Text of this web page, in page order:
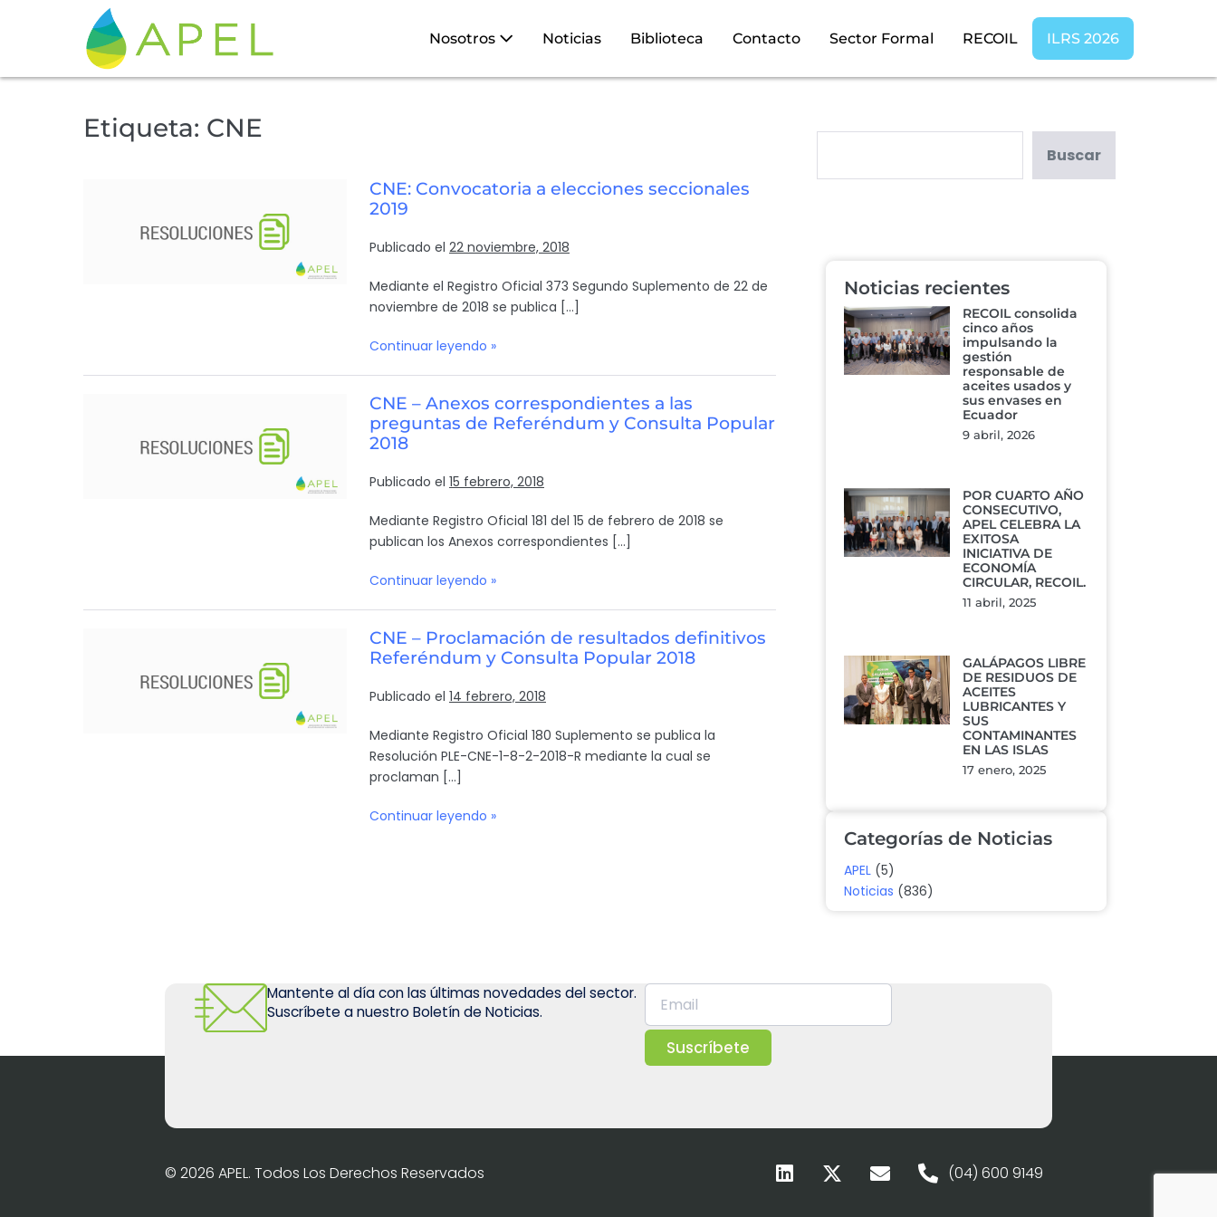
Nosotros Noticias Biblioteca Contacto Sector Formal RECOIL ILRS 2026
Etiqueta: CNE
CNE: Convocatoria a elecciones seccionales
2019
Publicado el 22 noviembre, 2018
Mediante el Registro Oficial 373 Segundo Suplemento de 22 de
noviembre de 2018 se publica […]
Continuar leyendo »
CNE – Anexos correspondientes a las
preguntas de Referéndum y Consulta Popular
2018
Publicado el 15 febrero, 2018
Mediante Registro Oficial 181 del 15 de febrero de 2018 se
publican los Anexos correspondientes […]
Continuar leyendo »
CNE – Proclamación de resultados definitivos
Referéndum y Consulta Popular 2018
Publicado el 14 febrero, 2018
Mediante Registro Oficial 180 Suplemento se publica la
Resolución PLE-CNE-1-8-2-2018-R mediante la cual se
proclaman […]
Continuar leyendo »
Buscar
Noticias recientes
RECOIL consolida
cinco años
impulsando la
gestión
responsable de
aceites usados y
sus envases en
Ecuador
9 abril, 2026
POR CUARTO AÑO
CONSECUTIVO,
APEL CELEBRA LA
EXITOSA
INICIATIVA DE
ECONOMÍA
CIRCULAR, RECOIL.
11 abril, 2025
GALÁPAGOS LIBRE
DE RESIDUOS DE
ACEITES
LUBRICANTES Y
SUS
CONTAMINANTES
EN LAS ISLAS
17 enero, 2025
Categorías de Noticias
APEL(5)
Noticias (836)
Mantente al día con las últimas novedades del sector.
Suscríbete a nuestro Boletín de Noticias.
Suscríbete
© 2026 APEL. Todos Los Derechos Reservados (04) 600 9149